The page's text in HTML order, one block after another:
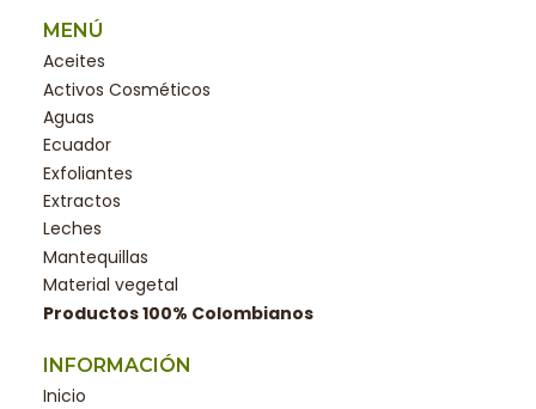
MENÚ
Aceites
Activos Cosméticos
Aguas
Ecuador
Exfoliantes
Extractos
Leches
Mantequillas
Material vegetal
Productos 100% Colombianos
INFORMACIÓN
Inicio